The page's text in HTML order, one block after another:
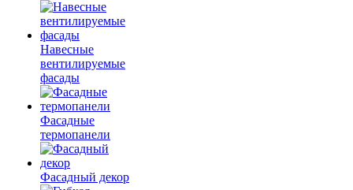
Навесные
вентилируемые
фасады
Фасадные
термопанели
Фасадный декор